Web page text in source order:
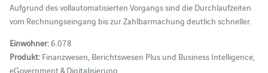
Aufgrund des vollautomatisierten Vorgangs sind die Durchlaufzeiten
vom Rechnungseingang bis zur Zahlbarmachung deutlich schneller.
Einwohner:6.078
Produkt:Finanzwesen, Berichtswesen Plus und Business Intelligence,
eGovernment & Digitalisierung